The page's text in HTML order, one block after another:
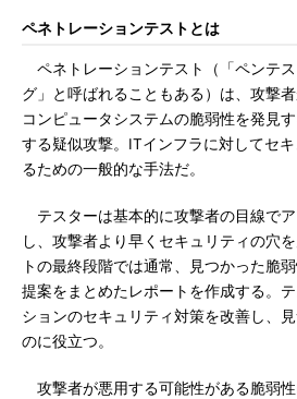
ペネトレーションテストとは
ペネトレーションテスト（「ペンテ
グ」と呼ばれることもある）は、攻撃
コンピュータシステムの脆弱性を発見
する疑似攻撃。ITインフラに対してセ
るための一般的な手法だ。
テスターは基本的に攻撃者の目線で
し、攻撃者より早くセキュリティの穴
トの最終段階では通常、見つかった脆
提案をまとめたレポートを作成する。
ションのセキュリティ対策を改善し、
のに役立つ。
攻撃者が悪用する可能性がある脆弱